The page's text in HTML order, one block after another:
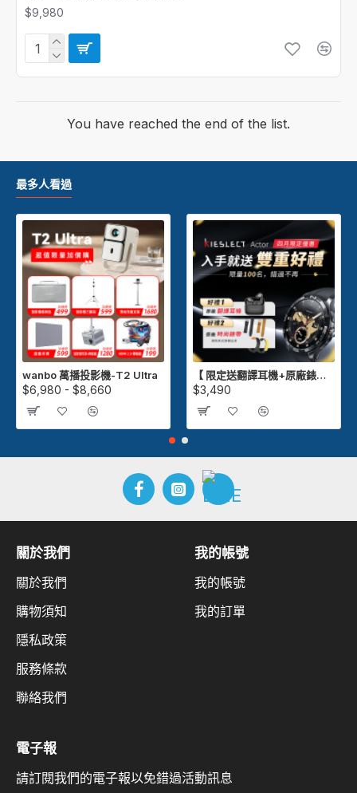
$9,980
You have reached the end of the list.
最多人看過
wanbo 萬播投影機-T2 Ultra
$6,980 - $8,660
【 限定送翻譯耳機+原廠錶帶 】Kieslect Actor GPS 智慧運動陶瓷腕錶
$3,490
關於我們
關於我們
購物須知
隱私政策
服務條款
聯絡我們
我的帳號
我的帳號
我的訂單
電子報
請訂閱我們的電子報以免錯過活動訊息